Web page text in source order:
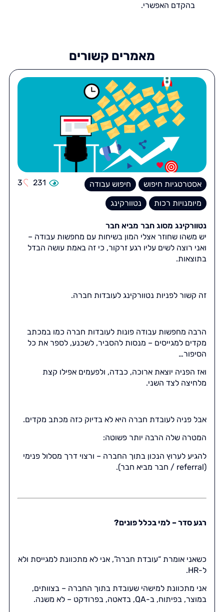
בהקדם האפשרי.
מאמרים קשורים
אסטרטגיות חיפוש
חיפוש עבודה
מיומנויות רכות
נטוורקינג
231
3
נטוורקינג מסוג חבר מביא חבר
יש משהו שחוזר אצלי המון בשיחות עם מחפשות עבודה –
ואני רוצה לשים עליו רגע זרקור, כי זה באמת עושה הבדל
בתוצאות.
זה קשור לפניות נטוורקינג לעובדות חברה.
הרבה מחפשות עבודה פונות לעובדות חברה כמו במכתב
מקדים למגייסים – מנסות להסביר, לשכנע, לספר את כל
הסיפור…
ואז הפניה יוצאת ארוכה, כבדה, ולפעמים אפילו קצת
מלחיצה לצד השני.
אבל פניה לעובדת חברה היא לא בדיוק כזה מכתב מקדים.
המטרה שלה הרבה יותר פשוטה:
להגיע לערוץ הנכון בתוך החברה – ורצוי דרך מסלול פנימי
(referral / חבר מביא חבר).
רגע סדר – למי בכלל פונים?
כשאני אומרת “עובדת חברה”, אני לא מתכוונת למגייסת ולא
ל-HR.
אני מתכוונת למישהי שעובדת בתוך החברה – בצוותים,
במוצר, בפיתוח, ב-QA, בדאטה, בפרודקט – לא משנה.